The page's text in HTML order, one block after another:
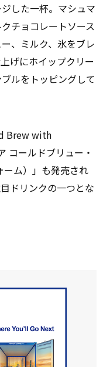
した一杯。マシュマ
チョコレートソース
、ミルク、氷をブレ
げにホイップクリー
ルをトッピングして
Brew with
コールドブリュー・
ーム）」も発売され
ドリンクの一つとな